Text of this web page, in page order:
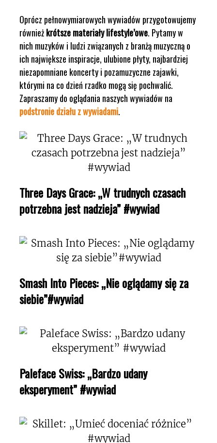
Oprócz pełnowymiarowych wywiadów przygotowujemy
równieżkrótsze materiały lifestyle’owe. Pytamy w
nich muzyków i ludzi związanych z branżą muzyczną o
ich największe inspiracje, ulubione płyty, najbardziej
niezapomniane koncerty i pozamuzyczne zajawki,
którymi na co dzień rzadko mogą się pochwalić.
Zapraszamy do oglądania naszych wywiadów na
podstronie działu z wywiadami.
Three Days Grace: „W trudnych czasach
potrzebna jest nadzieja” #wywiad
Smash Into Pieces: „Nie oglądamy się za
siebie”#wywiad
Paleface Swiss: „Bardzo udany
eksperyment” #wywiad